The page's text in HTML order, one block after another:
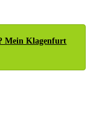
Mein Klagenfurt